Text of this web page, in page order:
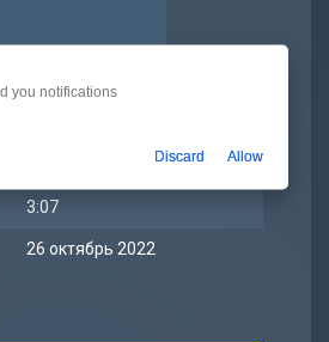
3:07
26 октябрь 2022
you notifications
Discard Allow